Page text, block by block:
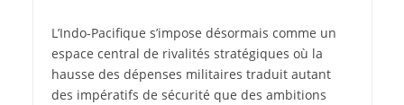
L’Indo-Pacifique s’impose désormais comme un
espace central de rivalités stratégiques où la
hausse des dépenses militaires traduit autant
des impératifs de sécurité que des ambitions